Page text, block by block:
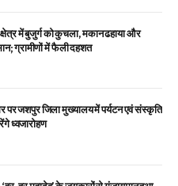
क्षेत्र में बुजुर्ग को कुचला, मकान ढहाया और
ग्रामीणों में फैली दहशत
पर जशपुर जिला मुख्यालय में पर्यटन एवं संस्कृति
ध्वजारोहण